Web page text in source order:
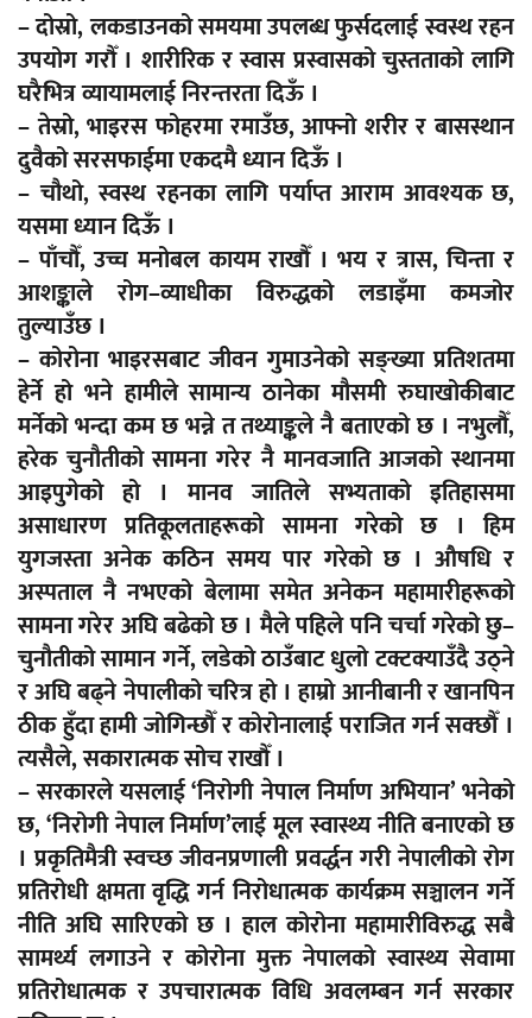
– दोस्रो, लकडाउनको समयमा उपलब्ध फुर्सदलाई स्वस्थ रहन
उपयोग गरौँ । शारीरिक र स्वास प्रस्वासको चुस्तताको लागि
घरैभित्र व्यायामलाई निरन्तरता दिऊँ ।
– तेस्रो, भाइरस फोहरमा रमाउँछ, आफ्नो शरीर र बासस्थान
दुवैको सरसफाईमा एकदमै ध्यान दिऊँ ।
– चौथो, स्वस्थ रहनका लागि पर्याप्त आराम आवश्यक छ,
यसमा ध्यान दिऊँ ।
– पाँचौँ, उच्च मनोबल कायम राखौँ । भय र त्रास, चिन्ता र
आशङ्काले रोग–व्याधीका विरुद्धको लडाइँमा कमजोर
तुल्याउँछ ।
– कोरोना भाइरसबाट जीवन गुमाउनेको सङ्ख्या प्रतिशतमा
हेर्ने हो भने हामीले सामान्य ठानेका मौसमी रुघाखोकीबाट
मर्नेको भन्दा कम छ भन्ने त तथ्याङ्कले नै बताएको छ । नभुलौँ,
हरेक चुनौतीको सामना गरेर नै मानवजाति आजको स्थानमा
आइपुगेको हो । मानव जातिले सभ्यताको इतिहासमा
असाधारण प्रतिकूलताहरूको सामना गरेको छ । हिम
युगजस्ता अनेक कठिन समय पार गरेको छ । औषधि र
अस्पताल नै नभएको बेलामा समेत अनेकन महामारीहरूको
सामना गरेर अघि बढेको छ । मैले पहिले पनि चर्चा गरेको छु–
चुनौतीको सामान गर्ने, लडेको ठाउँबाट धुलो टक्टक्याउँदै उठ्ने
र अघि बढ्ने नेपालीको चरित्र हो । हाम्रो आनीबानी र खानपिन
ठीक हुँदा हामी जोगिन्छौँ र कोरोनालाई पराजित गर्न सक्छौँ ।
त्यसैले, सकारात्मक सोच राखौँ ।
– सरकारले यसलाई ‘निरोगी नेपाल निर्माण अभियान’ भनेको
छ, ‘निरोगी नेपाल निर्माण’लाई मूल स्वास्थ्य नीति बनाएको छ
। प्रकृतिमैत्री स्वच्छ जीवनप्रणाली प्रवर्द्धन गरी नेपालीको रोग
प्रतिरोधी क्षमता वृद्धि गर्न निरोधात्मक कार्यक्रम सञ्चालन गर्ने
नीति अघि सारिएको छ । हाल कोरोना महामारीविरुद्ध सबै
सामर्थ्य लगाउने र कोरोना मुक्त नेपालको स्वास्थ्य सेवामा
प्रतिरोधात्मक र उपचारात्मक विधि अवलम्बन गर्न सरकार